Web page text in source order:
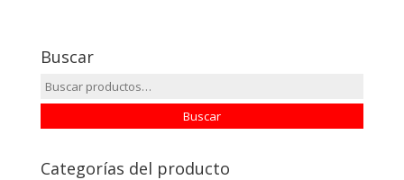
Buscar
Buscar
por:
Buscar
Categorías del producto